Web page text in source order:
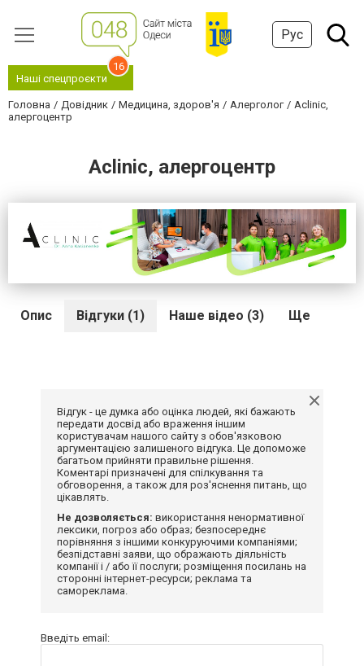
Рус
Наші спецпроєкти
16
Головна Довідник Медицина, здоров'я Алерголог
Aclinic,
алергоцентр
Aclinic, алергоцентр
Опис Відгуки (1) Наше відео (3) Ще
Відгук - це думка або оцінка людей, які бажають
передати досвід або враження іншим
користувачам нашого сайту з обов'язковою
аргументацією залишеного відгука. Це допоможе
багатьом прийняти правильне рішення.
Коментарі призначені для спілкування та
обговорення, а також для роз'яснення питань, що
цікавлять.
Не дозволяється: використання ненормативної
лексики, погроз або образ; безпосереднє
порівняння з іншими конкуруючими компаніями;
безпідставні заяви, що ображають діяльність
компанії і / або її послуги; розміщення посилань на
сторонні інтернет-ресурси; реклама та
самореклама.
Введіть email: